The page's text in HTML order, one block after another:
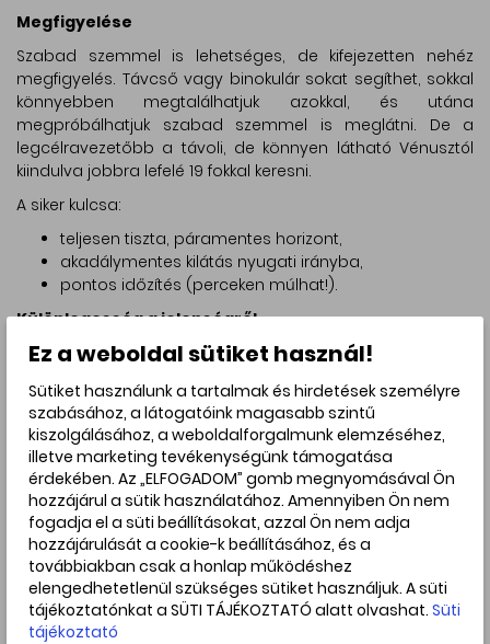
Megfigyelése
Szabad szemmel is lehetséges, de kifejezetten nehéz
megfigyelés. Távcső vagy binokulár sokat segíthet, sokkal
könnyebben megtalálhatjuk azokkal, és utána
megpróbálhatjuk szabad szemmel is meglátni. De a
legcélravezetőbb a távoli, de könnyen látható Vénusztól
kiindulva jobbra lefelé 19 fokkal keresni.
A siker kulcsa:
teljesen tiszta, páramentes horizont,
akadálymentes kilátás nyugati irányba,
pontos időzítés (perceken múlhat!).
Különlegesség a jelenségről
Az ilyen extrém vékony holdsarlók megfigyelése igazi
ilyenkor annyira közel van a Naphoz az égen, hogy csak
rövid ideig és nagyon kedvező körülmények között látható.
A „22 óra 52 perces” kor már önmagában is különlegessé
teszi a jelenséget. Sok megfigyelő számára egyfajta
„trófea” az ilyen keskeny holdsarló észlelése. Ráadásul a
látvány nemcsak ritka, hanem esztétikailag is lenyűgöző: a
halvány, sejtelmes holdsarló és az alkonyi ég színei együtt
egészen különleges, szinte festményszerű élményt
nyújtanak, a Vénusszal együtt mesés párost alkotnak
majd.
Ez a weboldal sütiket használ!
Sütiket használunk a tartalmak és hirdetések személyre
szabásához, a látogatóink magasabb szintű
kiszolgálásához, a weboldalforgalmunk elemzéséhez,
illetve marketing tevékenységünk támogatása
érdekében. Az „ELFOGADOM” gomb megnyomásával Ön
hozzájárul a sütik használatához. Amennyiben Ön nem
fogadja el a süti beállításokat, azzal Ön nem adja
hozzájárulását a cookie-k beállításához, és a
továbbiakban csak a honlap működéshez
elengedhetetlenül szükséges sütiket használjuk. A süti
tájékoztatónkat a SÜTI TÁJÉKOZTATÓ alatt olvashat. Süti
tájékoztató